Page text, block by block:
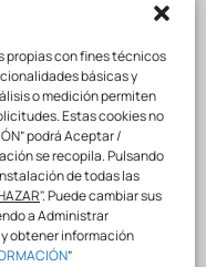
propias con fines técnicos
básicas y
o medición permiten
Estas cookies no
podrá Aceptar /
se recopila. Pulsando
de todas las
". Puede cambiar sus
a Administrar
obtener información
”
#Longwellprofe